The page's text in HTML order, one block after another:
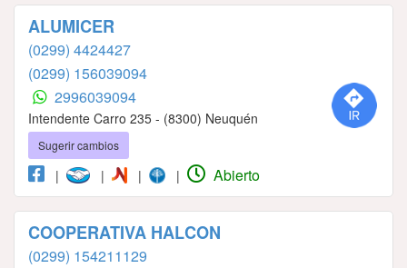
ALUMICER
(0299) 4424427
(0299) 156039094
2996039094
Intendente Carro 235 - (8300) Neuquén
Sugerir cambios
| | | | Abierto
COOPERATIVA HALCON
(0299) 154211129